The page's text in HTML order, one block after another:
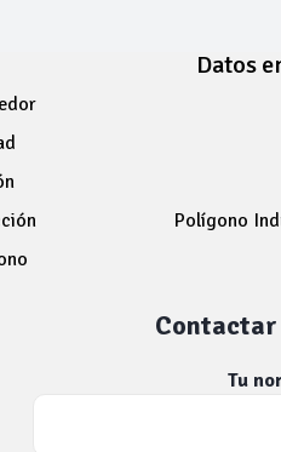
Datos
Polígono
Contactar
Tu